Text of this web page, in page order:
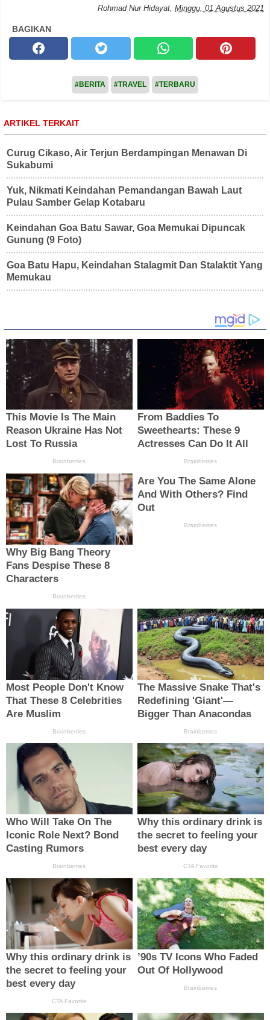
Rohmad Nur Hidayat, Minggu, 01 Agustus 2021
BAGIKAN
#BERITA #TRAVEL #TERBARU
ARTIKEL TERKAIT
Curug Cikaso, Air Terjun Berdampingan Menawan Di
Sukabumi
Yuk, Nikmati Keindahan Pemandangan Bawah Laut
Pulau Samber Gelap Kotabaru
Keindahan Goa Batu Sawar, Goa Memukai Dipuncak
Gunung (9 Foto)
Goa Batu Hapu, Keindahan Stalagmit Dan Stalaktit Yang
Memukau